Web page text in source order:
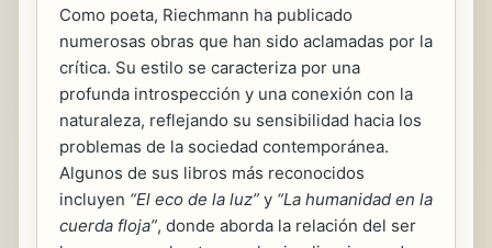
Como poeta, Riechmann ha publicado
numerosas obras que han sido aclamadas por la
crítica. Su estilo se caracteriza por una
profunda introspección y una conexión con la
naturaleza, reflejando su sensibilidad hacia los
problemas de la sociedad contemporánea.
Algunos de sus libros más reconocidos
incluyen “El eco de la luz” y “La humanidad en la
cuerda floja”, donde aborda la relación del ser